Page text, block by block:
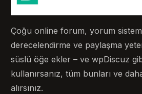
Çoğu online forum, yorum
derecelendirme ve paylaşma
süslü öğe ekler – ve wpDiscuz
kullanırsanız, tüm bunları ve
alırsınız.